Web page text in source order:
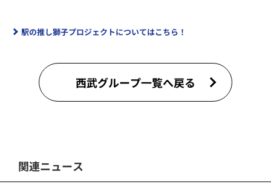
駅の推し獅子プロジェクトについてはこちら！
西武グループ一覧へ戻る
関連ニュース